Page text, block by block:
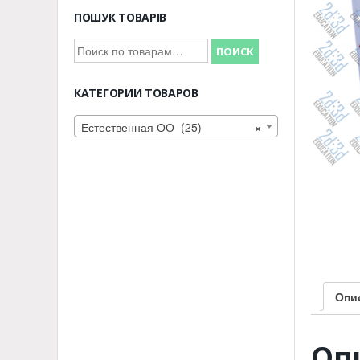
ПОШУК ТОВАРІВ
Искать: ПОИСК
КАТЕГОРИИ ТОВАРОВ
×
Естественная ОО (25)